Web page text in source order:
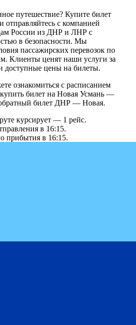
путешествие? Купите билет
с компанией
России из ДНР и ЛНР с
в безопасности. Мы
пассажирских перевозок по
Клиенты ценят наши услуги за
и доступные цены на билеты.
ознакомиться с расписанием
билет на Новая Усмань —
обратный билет ДНР — Новая.
курсирует — 1 рейс.
в 16:15.
прибытия в 16:15.
— 14 ч. 15 м.
«Центральный».
АВ «Южный»
по этому направлению:
на автобус Новая Усмань — ДНР
25₽.
1 багаж — 1 без оплаты, Доп.
Мариновка.
надежного
Тур»
Новая Усмань — ДНР на
лет.
услуг в сфере пассажирских